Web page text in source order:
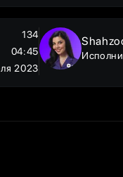
134
04:45
2023